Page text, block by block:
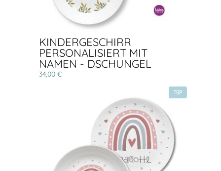
KINDERGESCHIRR
PERSONALISIERT MIT
NAMEN - DSCHUNGEL
34,00 €
TOP